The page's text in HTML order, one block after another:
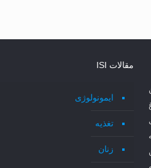
مقالات ISI
ایمونولوژی
تغذیه
زنان